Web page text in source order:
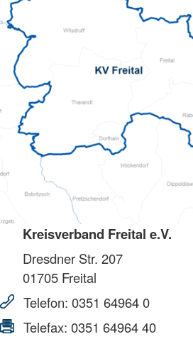
Kreisverband Freital e.V.
Dresdner Str. 207
01705 Freital
Telefon: 0351 64964 0
Telefax: 0351 64964 40